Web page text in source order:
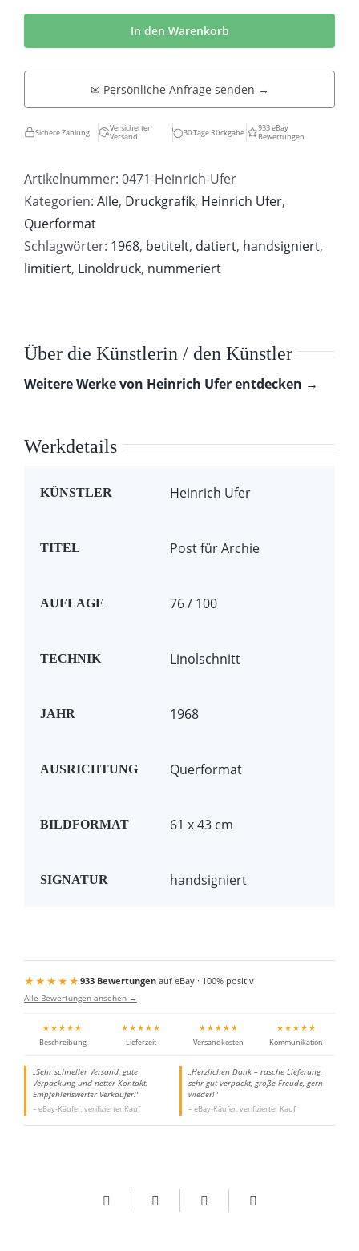
|
Post
Archie
Menge
In den Warenkorb
✉ Persönliche Anfrage senden →
Sichere Zahlung
Versicherter
Versand
30 Tage Rückgabe
933 eBay
Bewertungen
Artikelnummer: 0471-Heinrich-Ufer
Kategorien: Alle, Druckgrafik, Heinrich Ufer,
Querformat
Schlagwörter: 1968, betitelt, datiert, handsigniert,
limitiert, Linoldruck, nummeriert
Über die Künstlerin / den Künstler
Weitere Werke von Heinrich Ufer entdecken →
Werkdetails
KÜNSTLER Heinrich Ufer
TITEL Post für Archie
AUFLAGE 76 / 100
TECHNIK Linolschnitt
JAHR 1968
AUSRICHTUNG Querformat
BILDFORMAT 61 x 43 cm
SIGNATUR handsigniert
★★★★★933 Bewertungenauf eBay · 100% positiv
Alle Bewertungen ansehen →
★★★★★
Beschreibung
★★★★★
Lieferzeit
★★★★★
Versandkosten
★★★★★
Kommunikation
„Sehr schneller Versand, gute
Verpackung und netter Kontakt.
Empfehlenswerter Verkäufer!"
– eBay-Käufer, verifizierter Kauf
„Herzlichen Dank – rasche Lieferung,
sehr gut verpackt, große Freude, gern
wieder!"
– eBay-Käufer, verifizierter Kauf